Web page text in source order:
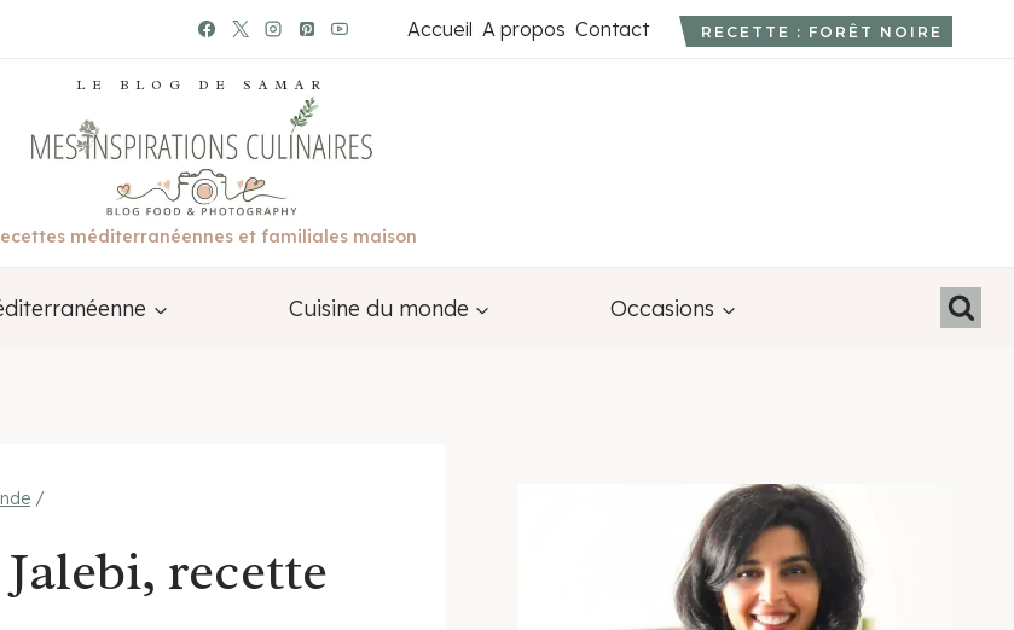
Accueil A propos Contact RECETTE : FORÊT NOIRE
LE BLOG DE SAMAR
méditerranéennes et familiales maison
Cuisine du monde Occasions
/
recette